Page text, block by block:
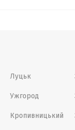
Луцьк
Ужгород
Кропивницький